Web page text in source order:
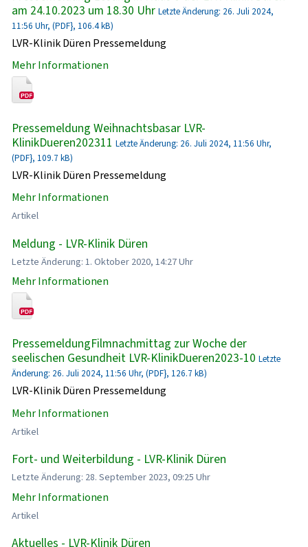
am 24.10.2023 um 18.30 Uhr Letzte Änderung: 26. Juli 2024,
11:56 Uhr, (PDF}, 106.4 kB)
LVR-Klinik Düren Pressemeldung
Mehr Informationen
Pressemeldung Weihnachtsbasar LVR-
KlinikDueren202311 Letzte Änderung: 26. Juli 2024, 11:56 Uhr,
(PDF}, 109.7 kB)
LVR-Klinik Düren Pressemeldung
Mehr Informationen
Artikel
Meldung - LVR-Klinik Düren
Letzte Änderung: 1. Oktober 2020, 14:27 Uhr
Mehr Informationen
PressemeldungFilmnachmittag zur Woche der
seelischen Gesundheit LVR-KlinikDueren2023-10 Letzte
Änderung: 26. Juli 2024, 11:56 Uhr, (PDF}, 126.7 kB)
LVR-Klinik Düren Pressemeldung
Mehr Informationen
Artikel
Fort- und Weiterbildung - LVR-Klinik Düren
Letzte Änderung: 28. September 2023, 09:25 Uhr
Mehr Informationen
Artikel
Aktuelles - LVR-Klinik Düren